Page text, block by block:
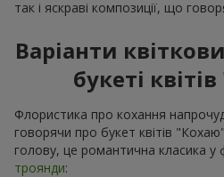
так і яскраві композиції, що
Варіанти
букеті
Флористика про кохання
говорячи про букет квітів
голову, це романтична класика у
троянди: